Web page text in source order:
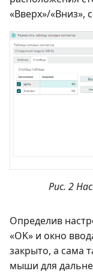
«Вверх»/«Вниз»,
Рис. 2
Определив
«OK» и окно
закрыто, а сама
мыши для